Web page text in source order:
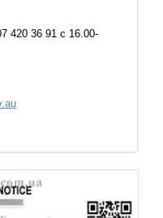
420 36 91 с 16.00-